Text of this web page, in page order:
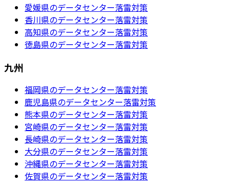
愛媛県のデータセンター落雷対策
香川県のデータセンター落雷対策
高知県のデータセンター落雷対策
徳島県のデータセンター落雷対策
九州
福岡県のデータセンター落雷対策
鹿児島県のデータセンター落雷対策
熊本県のデータセンター落雷対策
宮崎県のデータセンター落雷対策
長崎県のデータセンター落雷対策
大分県のデータセンター落雷対策
沖縄県のデータセンター落雷対策
佐賀県のデータセンター落雷対策